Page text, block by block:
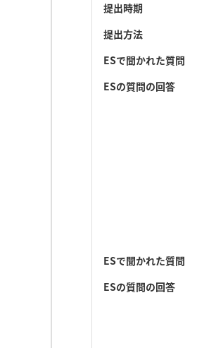
提出時期
提出方法
ESで聞かれた質問
ESの質問の回答
ESで聞かれた質問
ESの質問の回答